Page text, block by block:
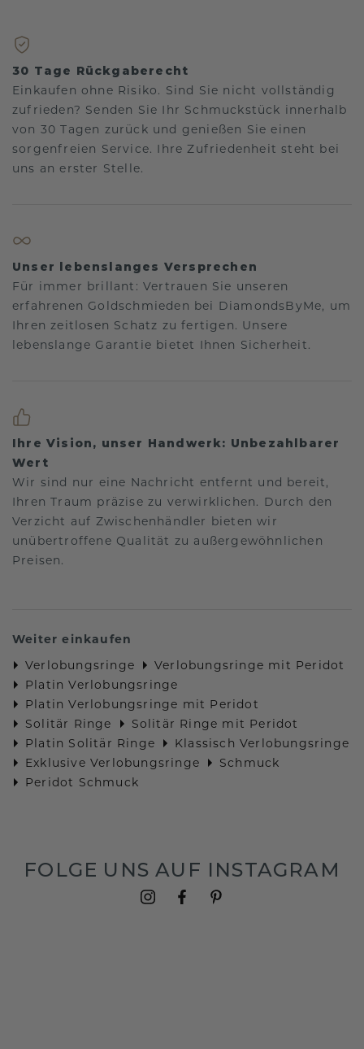
30 Tage Rückgaberecht
Einkaufen ohne Risiko. Sind Sie nicht vollständig
zufrieden? Senden Sie Ihr Schmuckstück innerhalb
von 30 Tagen zurück und genießen Sie einen
sorgenfreien Service. Ihre Zufriedenheit steht bei
uns an erster Stelle.
Unser lebenslanges Versprechen
Für immer brillant: Vertrauen Sie unseren
erfahrenen Goldschmieden bei DiamondsByMe, um
Ihren zeitlosen Schatz zu fertigen. Unsere
lebenslange Garantie bietet Ihnen Sicherheit.
Ihre Vision, unser Handwerk: Unbezahlbarer
Wert
Wir sind nur eine Nachricht entfernt und bereit,
Ihren Traum präzise zu verwirklichen. Durch den
Verzicht auf Zwischenhändler bieten wir
unübertroffene Qualität zu außergewöhnlichen
Preisen.
Weiter einkaufen
Verlobungsringe
Verlobungsringe mit Peridot
Platin Verlobungsringe
Platin Verlobungsringe mit Peridot
Solitär Ringe
Solitär Ringe mit Peridot
Platin Solitär Ringe
Klassisch Verlobungsringe
Exklusive Verlobungsringe
Schmuck
Peridot Schmuck
FOLGE UNS AUF INSTAGRAM